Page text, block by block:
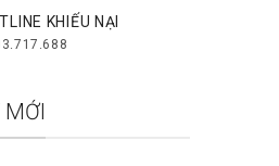
KHIẾU NẠI
MỚI